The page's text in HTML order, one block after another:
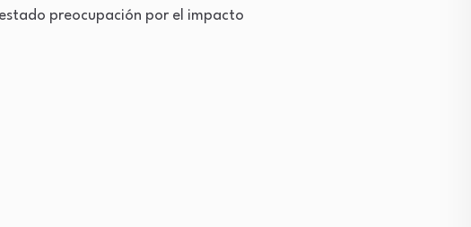
preocupación por el impacto